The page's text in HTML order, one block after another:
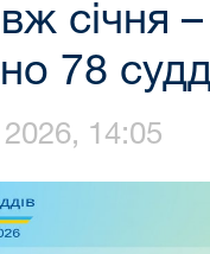
січня
78
14:05